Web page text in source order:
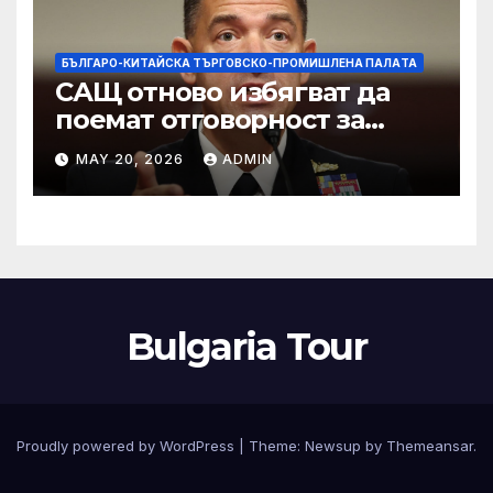
БЪЛГАРО-КИТАЙСКА ТЪРГОВСКО-ПРОМИШЛЕНА ПАЛAТА
САЩ отново избягват да
поемат отговорност за
нападението в училище в
Иран, при което загинаха
155 души
MAY 20, 2026 ADMIN
Bulgaria Tour
Proudly powered by WordPress Theme: Newsup by Themeansar.